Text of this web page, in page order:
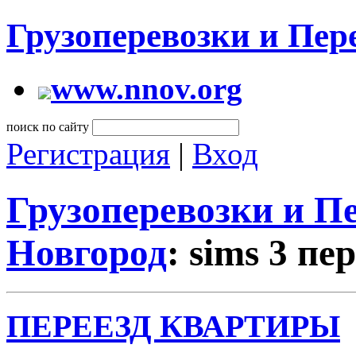
Грузоперевозки и
www.nnov.org
поиск по сайту
Регистрация | Вход
Грузоперевозки и
Новгород: sims 3
ПЕРЕЕЗД КВАРТИРЫ